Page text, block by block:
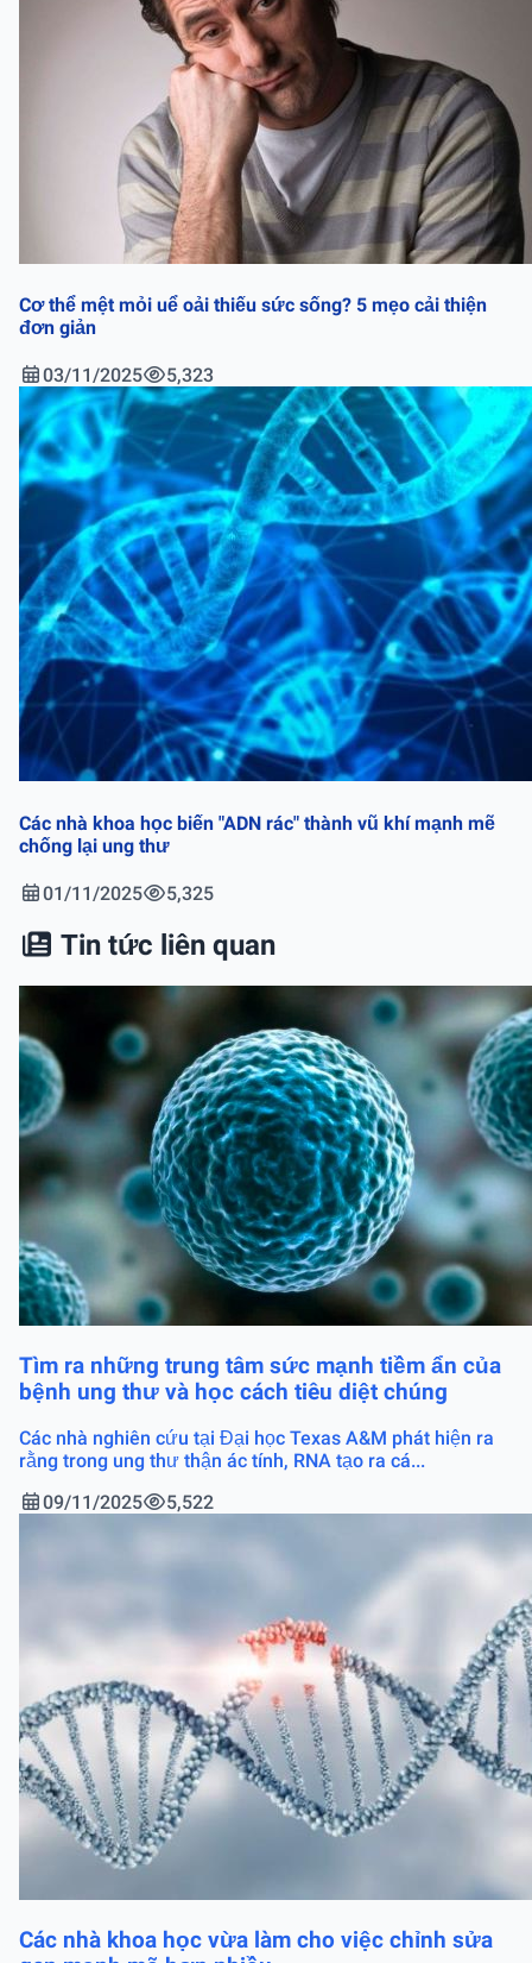
Cơ thể mệt mỏi uể oải thiếu sức sống? 5 mẹo cải thiện
đơn giản
03/11/2025 5,323
Các nhà khoa học biến "ADN rác" thành vũ khí mạnh mẽ
chống lại ung thư
01/11/2025 5,325
Tin tức liên quan
Tìm ra những trung tâm sức mạnh tiềm ẩn của
bệnh ung thư và học cách tiêu diệt chúng
Các nhà nghiên cứu tại Đại học Texas A&M phát hiện ra
rằng trong ung thư thận ác tính, RNA tạo ra cá...
09/11/2025
5,522
Các nhà khoa học vừa làm cho việc chỉnh sửa